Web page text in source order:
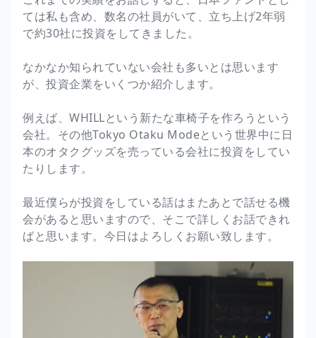
ては私も含め、数名の社員がいて、立ち上げ2年弱
で約30社に投資をしてきました。
なかなか知られていない会社も多いとは思います
が、投資企業をいくつか紹介します。
例えば、WHILLという新たな車椅子を作ろうという
会社。その他Tokyo Otaku Modeという世界中に日
本のオタクグッズを売っている会社に投資をしてい
たりします。
最近僕らが投資をしている話はまたあとで話せる機
会があると思いますので、そこで詳しくお話できれ
ばと思います。今日はよろしくお願い致します。